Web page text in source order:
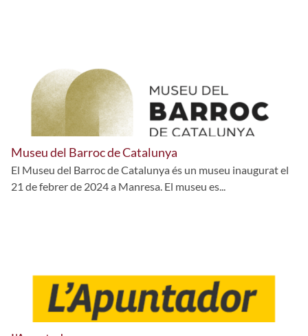
Museu del Barroc de Catalunya
El Museu del Barroc de Catalunya és un museu inaugurat el
21 de febrer de 2024 a Manresa. El museu es...